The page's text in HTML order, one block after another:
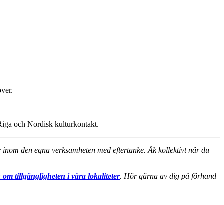
och Nordisk kulturkontakt.
den egna verksamheten med eftertanke. Åk kollektivt när du
tillgängligheten i våra lokaliteter. Hör gärna av dig på förhand